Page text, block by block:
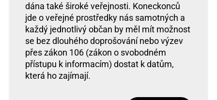
dána také široké veřejnosti. Koneckonců
jde o veřejné prostředky nás samotných a
každý jednotlivý občan by měl mít možnost
se bez dlouhého doprošování nebo výzev
přes zákon 106 (zákon o svobodném
přístupu k informacím) dostat k datům,
která ho zajímají.